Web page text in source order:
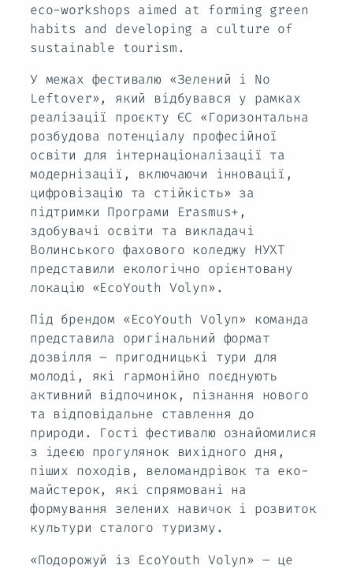
eco-workshops aimed at forming green
habits and developing a culture of
sustainable tourism.
У межах фестивалю «Зелений і No
Leftover», який відбувався у рамках
реалізації проєкту ЄС «Горизонтальна
розбудова потенціалу професійної
освіти для інтернаціоналізації та
модернізації, включаючи інновації,
цифровізацію та стійкість» за
підтримки Програми Erasmus+,
здобувачі освіти та викладачі
Волинського фахового коледжу НУХТ
представили екологічно орієнтовану
локацію «EcoYouth Volyn».
Під брендом «EcoYouth Volyn» команда
представила оригінальний формат
дозвілля – пригодницькі тури для
молоді, які гармонійно поєднують
активний відпочинок, пізнання нового
та відповідальне ставлення до
природи. Гості фестивалю ознайомилися
з ідеєю прогулянок вихідного дня,
піших походів, веломандрівок та еко-
майстерок, які спрямовані на
формування зелених навичок і розвиток
культури сталого туризму.
«Подорожуй із EcoYouth Volyn» – це